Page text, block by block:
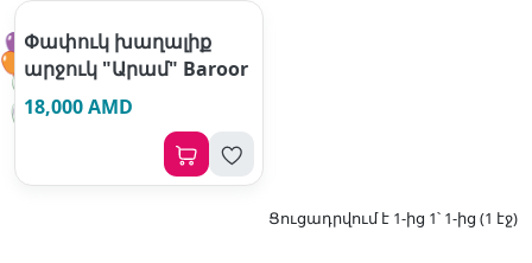
Փափուկ խաղալիք
արջուկ "Արամ" Baroor
18,000 AMD
Ցուցադրվում է 1-ից 1՝ 1-ից (1 էջ)